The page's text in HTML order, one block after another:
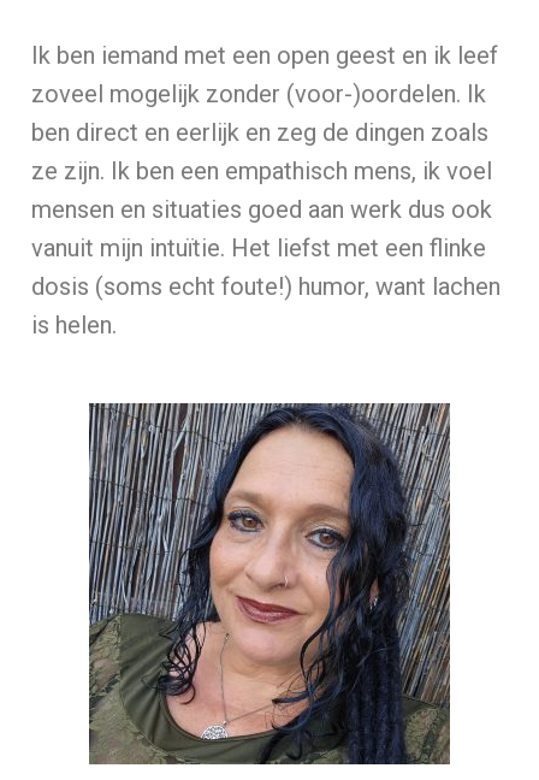
Ik ben iemand met een open geest en ik leef
zoveel mogelijk zonder (voor-)oordelen. Ik
ben direct en eerlijk en zeg de dingen zoals
ze zijn. Ik ben een empathisch mens, ik voel
mensen en situaties goed aan werk dus ook
vanuit mijn intuïtie. Het liefst met een flinke
dosis (soms echt foute!) humor, want lachen
is helen.